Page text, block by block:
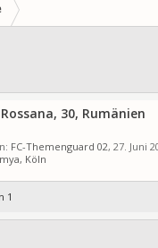
30, Rumänien
FC-Themenguard 02, 27. Juni
Köln
1